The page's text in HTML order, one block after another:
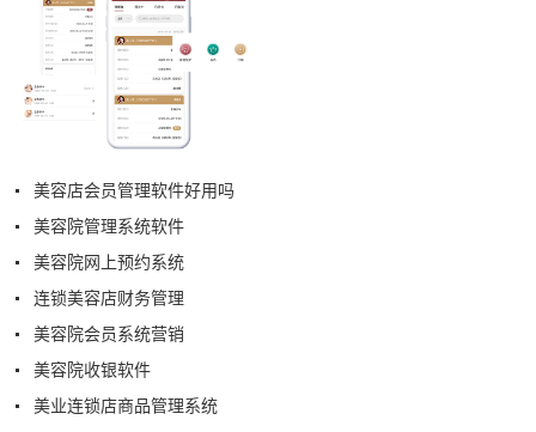
美容店会员管理软件好用吗
美容院管理系统软件
美容院网上预约系统
连锁美容店财务管理
美容院会员系统营销
美容院收银软件
美业连锁店商品管理系统